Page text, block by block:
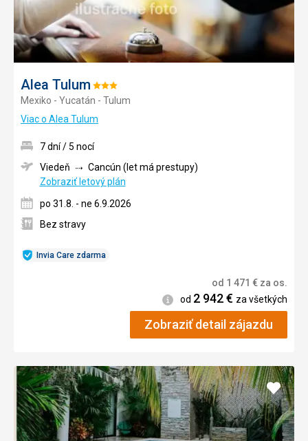
Alea Tulum Hodnotenie:
3/5
Mexiko - Yucatán - Tulum
Viac o Alea Tulum
Invia Care zdarma
7 dní / 5 nocí
Viedeň
Cancún (let má prestupy)
Zobraziť letový plán
po 31.8. - ne 6.9.2026
Bez stravy
od 1 471 € za os.
Informácie
od 2 942€ za všetkých
Zobraziť detail zájazdu
Pridať
do